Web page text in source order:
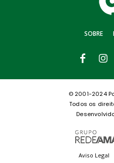
SOBRE
© 2001-2024
Todos os
Aviso Legal